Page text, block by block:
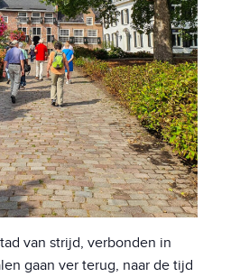
van strijd, verbonden in
gaan ver terug, naar de tijd